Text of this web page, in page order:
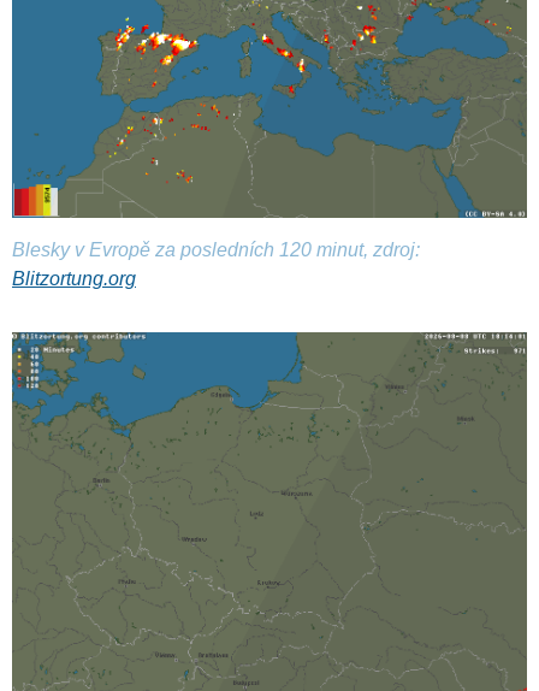
Blesky v Evropě za posledních 120 minut, zdroj:
Blitzortung.org